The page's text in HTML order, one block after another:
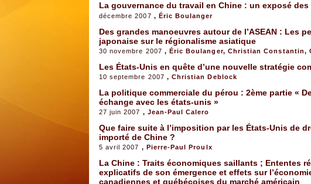
La gouvernance du travail en Chine : un exposé
décembre 2007 , Éric Boulanger
Des grandes manoeuvres autour de l’ASEAN : Les
japonaise sur le régionalisme asiatique
30 novembre 2007 , Éric Boulanger, Christian Constantin,
Les États-Unis en quête d’une nouvelle stratégie
10 septembre 2007 , Christian Deblock
La politique commerciale du pérou : 2ème partie «
échange avec les états-unis »
27 juin 2007 , Jean-Paul Calero
Que faire suite à l’imposition par les États-Unis de
importé de Chine ?
5 avril 2007 , Pierre-Paul Proulx
La Chine : Traits économiques saillants ; Ententes
explicatifs de son émergence et effets sur
canadiennes et québécoises du marché américain